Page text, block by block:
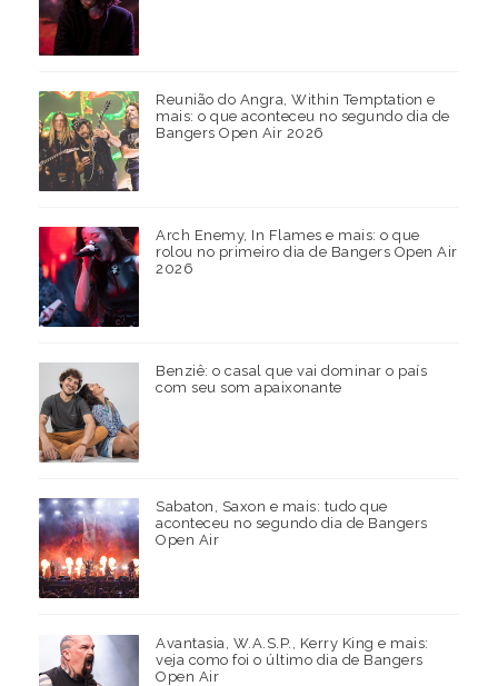
Reunião do Angra, Within Temptation e
mais: o que aconteceu no segundo dia de
Bangers Open Air 2026
Arch Enemy, In Flames e mais: o que
rolou no primeiro dia de Bangers Open Air
2026
Benziê: o casal que vai dominar o país
com seu som apaixonante
Sabaton, Saxon e mais: tudo que
aconteceu no segundo dia de Bangers
Open Air
Avantasia, W.A.S.P., Kerry King e mais:
veja como foi o último dia de Bangers
Open Air